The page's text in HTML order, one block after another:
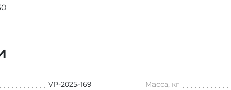
M-In 0,5-30
VP-2025-169
Масса, кг